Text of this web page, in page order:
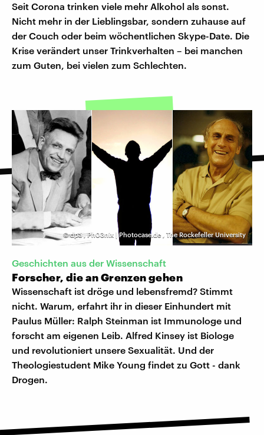
Seit Corona trinken viele mehr Alkohol als sonst.
Nicht mehr in der Lieblingsbar, sondern zuhause auf
der Couch oder beim wöchentlichen Skype-Date. Die
Krise verändert unser Trinkverhalten – bei manchen
zum Guten, bei vielen zum Schlechten.
©dpa,Ph03nix | Photocase.de The Rockefeller University
Geschichten aus der Wissenschaft
Forscher, die an Grenzen gehen
Wissenschaft ist dröge und lebensfremd? Stimmt
nicht. Warum, erfahrt ihr in dieser Einhundert mit
Paulus Müller: Ralph Steinman ist Immunologe und
forscht am eigenen Leib. Alfred Kinsey ist Biologe
und revolutioniert unsere Sexualität. Und der
Theologiestudent Mike Young findet zu Gott - dank
Drogen.